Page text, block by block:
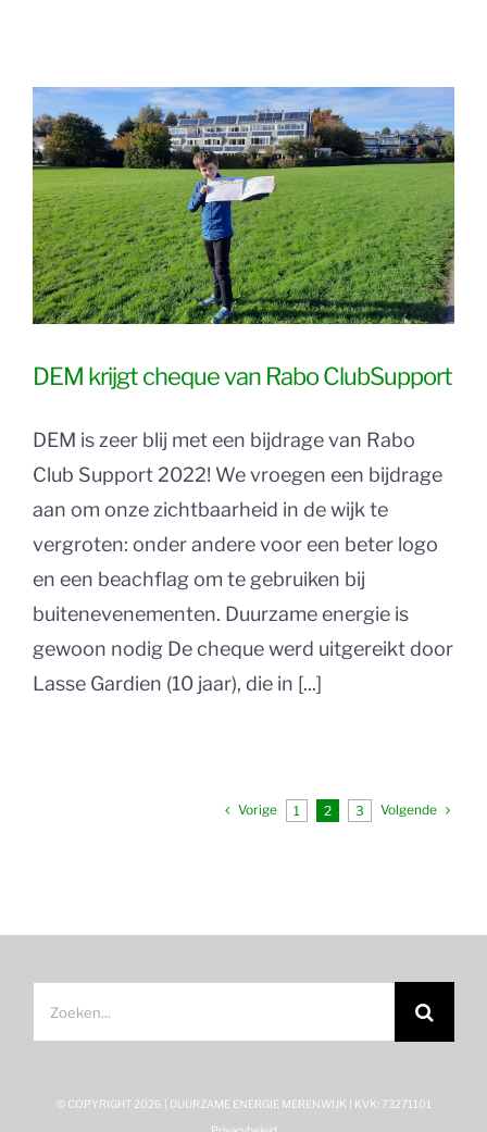
DEM krijgt cheque van Rabo ClubSupport
DEM is zeer blij met een bijdrage van Rabo
Club Support 2022! We vroegen een bijdrage
aan om onze zichtbaarheid in de wijk te
vergroten: onder andere voor een beter logo
en een beachflag om te gebruiken bij
buitenevenementen. Duurzame energie is
gewoon nodig De cheque werd uitgereikt door
Lasse Gardien (10 jaar), die in [...]
Vorige 1 2 3 Volgende
© COPYRIGHT
2026 | DUURZAME ENERGIE MERENWIJK | KVK: 73271101